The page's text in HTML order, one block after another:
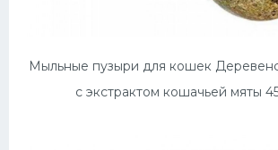
Мыльные пузыри для кошек
с экстрактом кошачьей мяты